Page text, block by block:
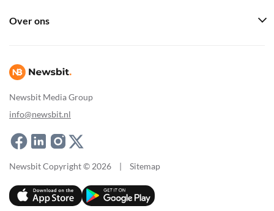
Newsbit Media Group
info@newsbit.nl
Over ons
Newsbit Copyright © 2026 | Sitemap